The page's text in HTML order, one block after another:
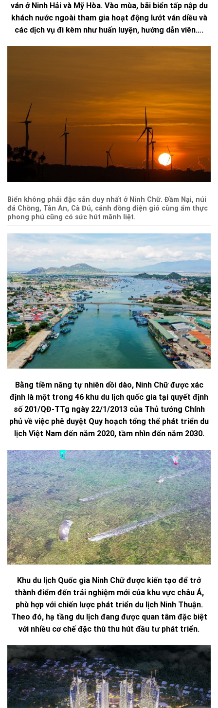
ván ở Ninh Hải và Mỹ Hòa. Vào mùa, bãi biển tấp nập du
khách nước ngoài tham gia hoạt động lướt ván diều và
các dịch vụ đi kèm như huấn luyện, hướng dẫn viên….
Biển không phải đặc sản duy nhất ở Ninh Chữ. Đầm Nại, núi
đá Chồng, Tân An, Cà Đú, cánh đồng điện gió cùng ẩm thực
phong phú cũng có sức hút mãnh liệt.
Bằng tiềm năng tự nhiên dồi dào, Ninh Chữ được xác
định là một trong 46 khu du lịch quốc gia tại quyết định
số 201/QĐ-TTg ngày 22/1/2013 của Thủ tướng Chính
phủ về việc phê duyệt Quy hoạch tổng thể phát triển du
lịch Việt Nam đến năm 2020, tầm nhìn đến năm 2030.
Khu du lịch Quốc gia Ninh Chữ được kiến tạo để trở
thành điểm đến trải nghiệm mới của khu vực châu Á,
phù hợp với chiến lược phát triển du lịch Ninh Thuận.
Theo đó, hạ tầng du lịch đang được quan tâm đặc biệt
với nhiều cơ chế đặc thù thu hút đầu tư phát triển.